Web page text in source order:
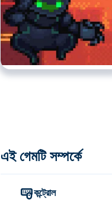
এখানে আপনি Final Ninja খেলতে
এই গেমটি সম্পর্কে
কন্ট্রোল